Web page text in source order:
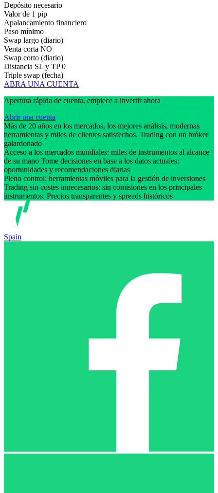
Depósito necesario
Valor de 1 pip
Apalancamiento financiero
Paso mínimo
Swap largo (diario)
Venta corta NO
Swap corto (diario)
Distancia SL y TP 0
Triple swap (fecha)
ABRA UNA CUENTA
Apertura rápida de cuenta, empiece a invertir ahora
Abrir una cuenta
Más de 20 años en los mercados, los mejores análisis, modernas
herramientas y miles de clientes satisfechos. Trading con un bróker
galardonado
Acceso a los mercados mundiales: miles de instrumentos al alcance
de su mano Tome decisiones en base a los datos actuales:
oportunidades y recomendaciones diarias
Pleno control: herramientas móviles para la gestión de inversiones
Trading sin costes innecesarios: sin comisiones en los principales
instrumentos. Precios transparentes y spreads históricos
Spain